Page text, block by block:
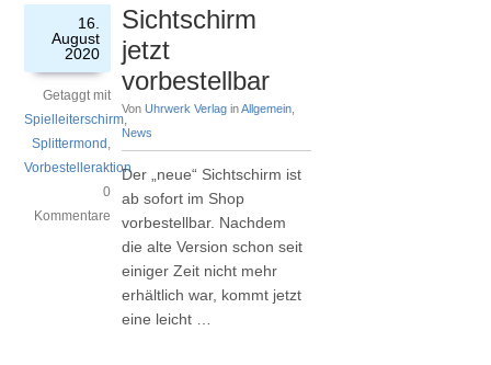
16.
August
2020
Getaggt mit
Spielleiterschirm,
Splittermond ,
Vorbestelleraktion
0
Kommentare
Sichtschirm
jetzt
vorbestellbar
VonUhrwerk Verlag inAllgemein
News
Der „neue“ Sichtschirm ist
ab sofort im Shop
vorbestellbar. Nachdem
die alte Version schon seit
einiger Zeit nicht mehr
erhältlich war, kommt jetzt
eine leicht …